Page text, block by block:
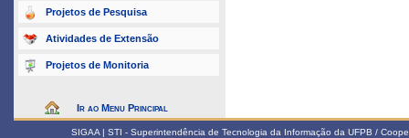
Projetos de Pesquisa
Atividades de Extensão
Projetos de Monitoria
Ir ao Menu Principal
SIGAA | STI - Superintendência de Tecnologia da Informação da UFPB /